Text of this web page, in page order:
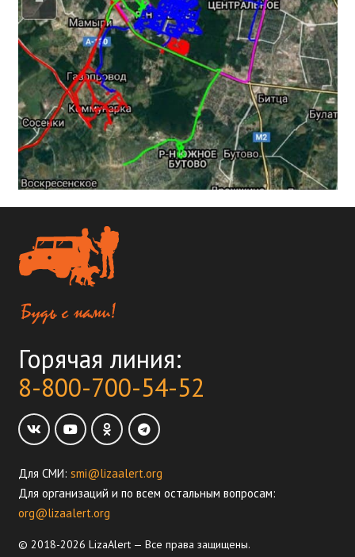
Горячая линия:
8-800-700-54-52
Для СМИ: smi@lizaalert.org
Для организаций и по всем остальным вопросам:
org@lizaalert.org
© 2018-2026 LizaAlert — Все права защищены.